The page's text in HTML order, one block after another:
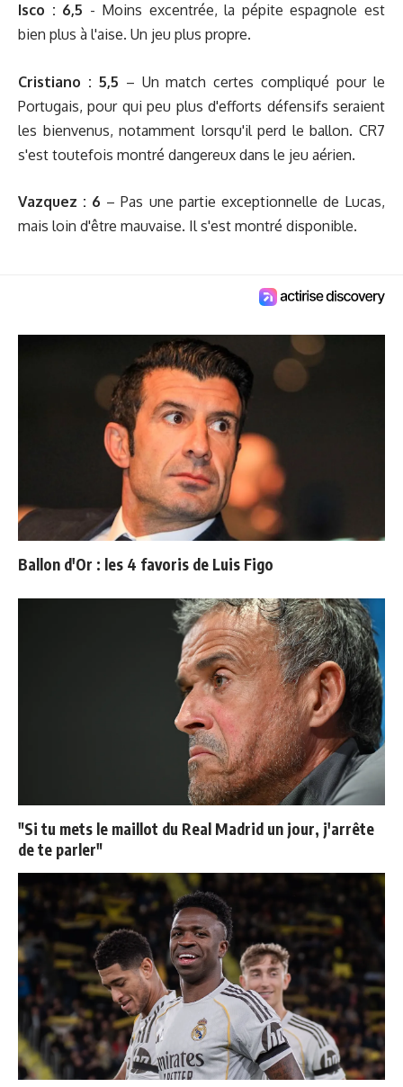
Isco : 6,5 - Moins excentrée, la pépite espagnole est
bien plus à l'aise. Un jeu plus propre.
Cristiano : 5,5 – Un match certes compliqué pour le
Portugais, pour qui peu plus d'efforts défensifs seraient
les bienvenus, notamment lorsqu'il perd le ballon. CR7
s'est toutefois montré dangereux dans le jeu aérien.
Vazquez : 6 – Pas une partie exceptionnelle de Lucas,
mais loin d'être mauvaise. Il s'est montré disponible.
Ballon d'Or : les 4 favoris de Luis Figo
"Si tu mets le maillot du Real Madrid un jour, j'arrête
de te parler"